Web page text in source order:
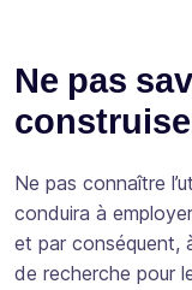
Ne pas
Ne pas connaître
conduira à
et par conséquent,
de recherche pour